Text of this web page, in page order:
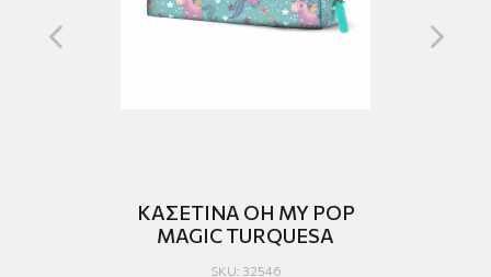
ΚΑΣΕΤΙΝΑ OH MY POP
MAGIC TURQUESA
SKU: 32546